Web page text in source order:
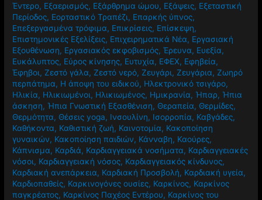
Έντερο, Εξαερισμός, Εξάρθρημα ώμου, Εξάψεις, Εξεταστική
Περίοδος, Εορταστικό Τραπέζι, Επαρκής ύπνος,
Επεξεργασμένα τρόφιμα, Επικρίσεις, Επίσκεψη,
Επιστημονικές Εξελίξεις, Επιχειρηματικά Νέα, Εργασιακή
Εξουθένωση, Εργασιακός εκφοβισμός,Έρευνα, Ευεξία,
Ευκάλυπτος, Εύρος κίνησης, Ευτυχία, ΕΦΕΧ, Εφηβεία,
Έφηβοι,Ζεστό γάλα,Ζεστό νερό,Ζευγάρι,Ζευγάρια,Ζωηρό
περπάτημα, Η άποψη του ειδικού, Ηλεκτρονικό τσιγάρο,
Ηλικία, Ηλικιωμένοι, Ηλικιωμένος, Ημικρανία, Ήπαρ, Ήπια
άσκηση, Ήπια Γνωστική Εξασθένιση, Θεραπεία, Θερμίδες,
Θερμότητα, Θέσεις yoga, Ινσουλίνη, Ισορροπία, Καβγάδες,
Καθήκοντα, Καθιστική ζωή, Καινοτομία, Κακοποίηση
γυναικών, Κακοποίηση παιδιών, Κάνναβη, Καούρες,
Κάπνισμα, Καρδιά, Καρδιαγγειακά νοσήματα, Καρδιαγγειακές
νόσοι, Καρδιαγγειακή νόσος, Καρδιαγγειακός κίνδυνος,
Καρδιακή ανεπάρκεια, Καρδιακή Προσβολή, Καρδιακή υγεία,
Καρδιοπαθείς, Καρκινογόνες ουσίες, Καρκίνος, Καρκίνος
παγκρέατος, Καρκίνος Παχέος Εντέρου, Καρκίνος του